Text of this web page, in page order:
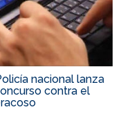
nacional lanza
contra el